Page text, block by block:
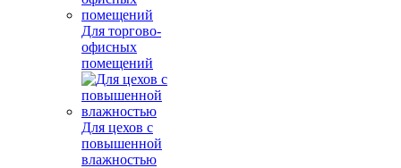
Для торгово-
офисных
помещений
Для цехов с
повышенной
влажностью